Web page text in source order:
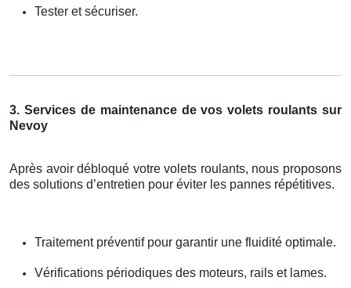
Tester et sécuriser.
3. Services de maintenance de vos volets roulants sur
Nevoy
Après avoir débloqué votre volets roulants, nous proposons
des solutions d’entretien pour éviter les pannes répétitives.
Traitement préventif pour garantir une fluidité optimale.
Vérifications périodiques des moteurs, rails et lames.